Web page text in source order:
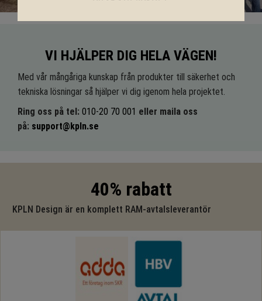
VI HJÄLPER DIG HELA VÄGEN!
Med vår mångåriga kunskap från produkter till säkerhet och
tekniska lösningar så hjälper vi dig igenom hela projektet.
Ring oss på tel: 010-20 70 001 eller maila oss
på: support@kpln.se
40% rabatt
KPLN Design är en komplett RAM-avtalsleverantör